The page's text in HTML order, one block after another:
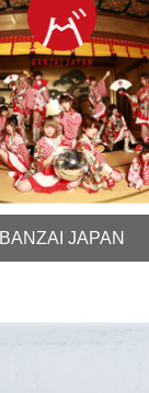
BANZAI JAPAN